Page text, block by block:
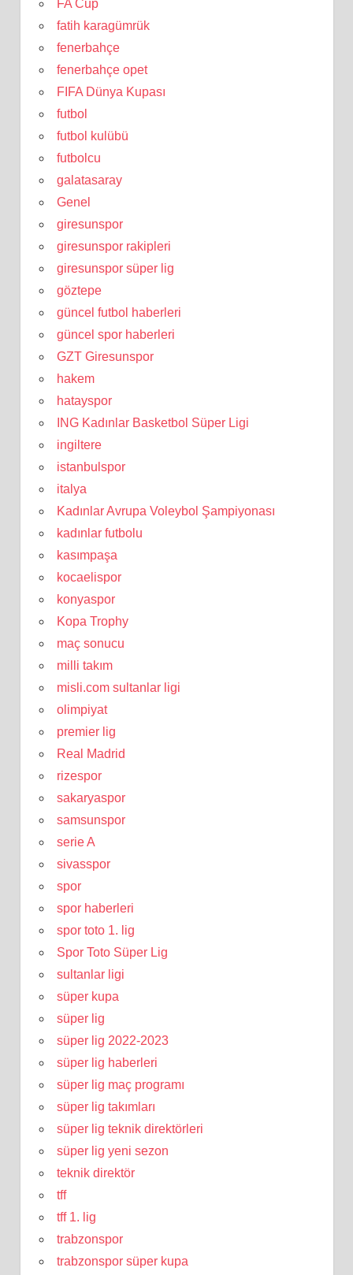
FA Cup
fatih karagümrük
fenerbahçe
fenerbahçe opet
FIFA Dünya Kupası
futbol
futbol kulübü
futbolcu
galatasaray
Genel
giresunspor
giresunspor rakipleri
giresunspor süper lig
göztepe
güncel futbol haberleri
güncel spor haberleri
GZT Giresunspor
hakem
hatayspor
ING Kadınlar Basketbol Süper Ligi
ingiltere
istanbulspor
italya
Kadınlar Avrupa Voleybol Şampiyonası
kadınlar futbolu
kasımpaşa
kocaelispor
konyaspor
Kopa Trophy
maç sonucu
milli takım
misli.com sultanlar ligi
olimpiyat
premier lig
Real Madrid
rizespor
sakaryaspor
samsunspor
serie A
sivasspor
spor
spor haberleri
spor toto 1. lig
Spor Toto Süper Lig
sultanlar ligi
süper kupa
süper lig
süper lig 2022-2023
süper lig haberleri
süper lig maç programı
süper lig takımları
süper lig teknik direktörleri
süper lig yeni sezon
teknik direktör
tff
tff 1. lig
trabzonspor
trabzonspor süper kupa